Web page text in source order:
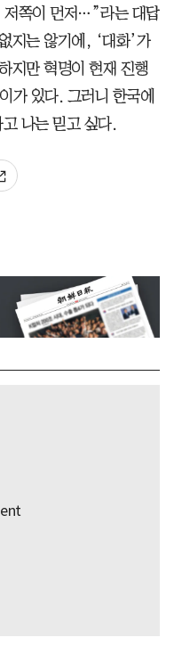
저쪽이 먼저…”라는 대답
지는 않기에, ‘대화’가
지만 혁명이 현재 진행
가 있다. 그러니 한국에
나는 믿고 싶다.